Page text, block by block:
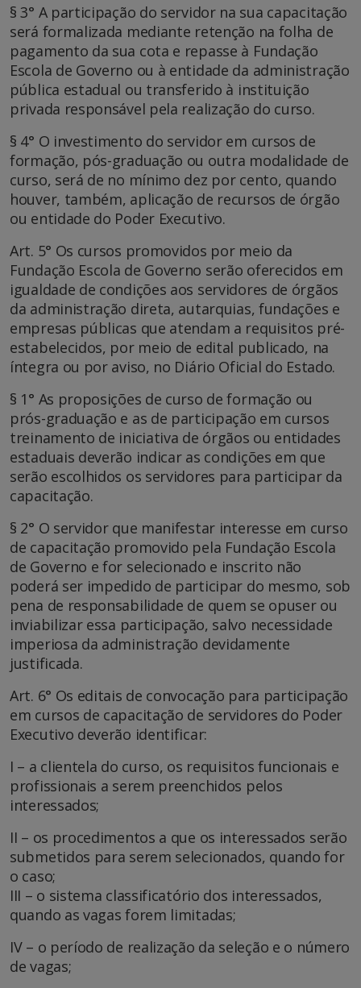
§ 3° A participação do servidor na sua capacitação
será formalizada mediante retenção na folha de
pagamento da sua cota e repasse à Fundação
Escola de Governo ou à entidade da administração
pública estadual ou transferido à instituição
privada responsável pela realização do curso.
§ 4° O investimento do servidor em cursos de
formação, pós-graduação ou outra modalidade de
curso, será de no mínimo dez por cento, quando
houver, também, aplicação de recursos de órgão
ou entidade do Poder Executivo.
Art. 5° Os cursos promovidos por meio da
Fundação Escola de Governo serão oferecidos em
igualdade de condições aos servidores de órgãos
da administração direta, autarquias, fundações e
empresas públicas que atendam a requisitos pré-
estabelecidos, por meio de edital publicado, na
íntegra ou por aviso, no Diário Oficial do Estado.
§ 1° As proposições de curso de formação ou
prós-graduação e as de participação em cursos
treinamento de iniciativa de órgãos ou entidades
estaduais deverão indicar as condições em que
serão escolhidos os servidores para participar da
capacitação.
§ 2° O servidor que manifestar interesse em curso
de capacitação promovido pela Fundação Escola
de Governo e for selecionado e inscrito não
poderá ser impedido de participar do mesmo, sob
pena de responsabilidade de quem se opuser ou
inviabilizar essa participação, salvo necessidade
imperiosa da administração devidamente
justificada.
Art. 6° Os editais de convocação para participação
em cursos de capacitação de servidores do Poder
Executivo deverão identificar:
I – a clientela do curso, os requisitos funcionais e
profissionais a serem preenchidos pelos
interessados;
II – os procedimentos a que os interessados serão
submetidos para serem selecionados, quando for
o caso;
III – o sistema classificatório dos interessados,
quando as vagas forem limitadas;
IV – o período de realização da seleção e o número
de vagas;